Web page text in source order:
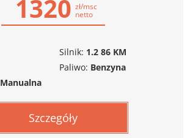
1320 zł/msc
netto
Silnik: 1.2 86 KM
Paliwo: Benzyna
Manualna
Szczegóły